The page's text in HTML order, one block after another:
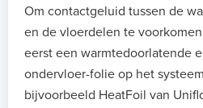
Om contactgeluid tussen de
en de vloerdelen te
eerst een warmtedoorlatende
ondervloer-folie op het
bijvoorbeeld HeatFoil van